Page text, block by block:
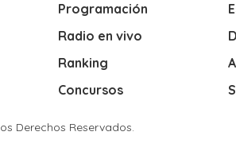
Programación
Radio en vivo
Ranking
Concursos
Derechos Reservados.